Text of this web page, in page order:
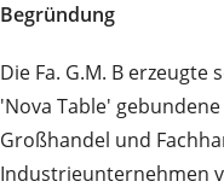
Begründung
Die Fa. G.M. B
'Nova Table'
Großhandel und
Industrieunternehmen